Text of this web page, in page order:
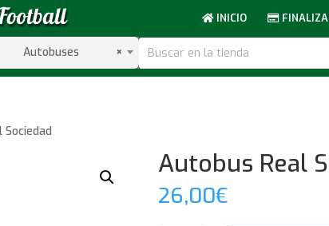
INICIO
×
Autobuses
Autobus Real
26,00€